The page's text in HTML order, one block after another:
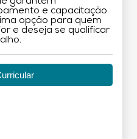
e capacitação
opção para quem
e deseja se qualificar